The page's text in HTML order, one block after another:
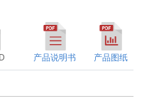
产品说明书 产品图纸